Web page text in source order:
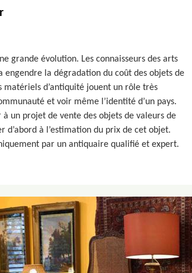
grande évolution. Les connaisseurs des arts
engendre la dégradation du coût des objets de
matériels d’antiquité jouent un rôle très
et voir même l’identité d’un pays.
à un projet de vente des objets de valeurs de
d’abord à l’estimation du prix de cet objet.
par un antiquaire qualifié et expert.